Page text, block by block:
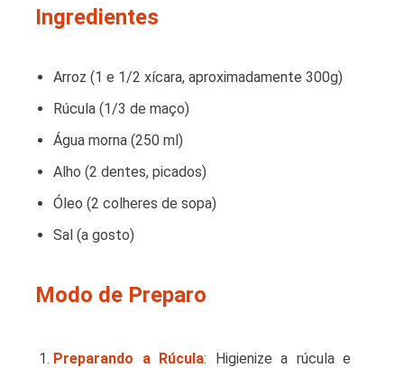
Ingredientes
Arroz (1 e 1/2 xícara, aproximadamente 300g)
Rúcula (1/3 de maço)
Água morna (250 ml)
Alho (2 dentes, picados)
Óleo (2 colheres de sopa)
Sal (a gosto)
Modo de Preparo
Preparando a Rúcula: Higienize a rúcula e